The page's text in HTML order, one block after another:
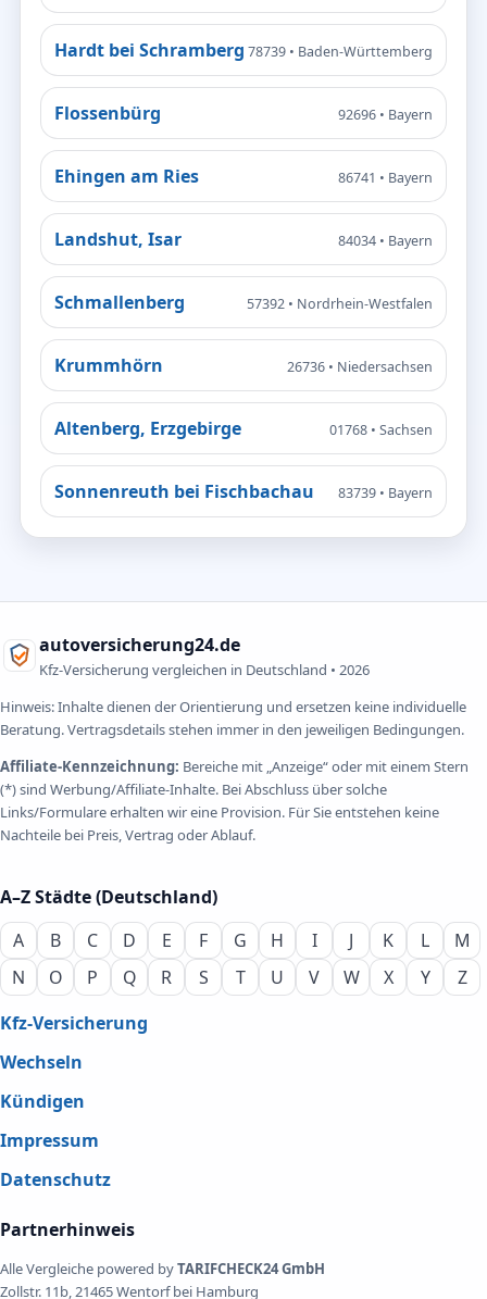
Hardt bei Schramberg 78739 • Baden-Württemberg
Flossenbürg 92696 • Bayern
Ehingen am Ries 86741 • Bayern
Landshut, Isar 84034 • Bayern
Schmallenberg 57392 • Nordrhein-Westfalen
Krummhörn 26736 • Niedersachsen
Altenberg, Erzgebirge 01768 • Sachsen
Sonnenreuth bei Fischbachau 83739 • Bayern
autoversicherung24.de
Kfz-Versicherung vergleichen in Deutschland • 2026
Hinweis: Inhalte dienen der Orientierung und ersetzen keine individuelle
Beratung. Vertragsdetails stehen immer in den jeweiligen Bedingungen.
Affiliate-Kennzeichnung: Bereiche mit „Anzeige“ oder mit einem Stern
(*) sind Werbung/Affiliate-Inhalte. Bei Abschluss über solche
Links/Formulare erhalten wir eine Provision. Für Sie entstehen keine
Nachteile bei Preis, Vertrag oder Ablauf.
A–Z Städte (Deutschland)
A
B C D E F G H I J K L
M
N
O P Q R S T U V W X Y
Z
Kfz-Versicherung
Wechseln
Kündigen
Impressum
Datenschutz
Partnerhinweis
Alle Vergleiche powered byTARIFCHECK24 GmbH
Zollstr. 11b, 21465 Wentorf bei Hamburg